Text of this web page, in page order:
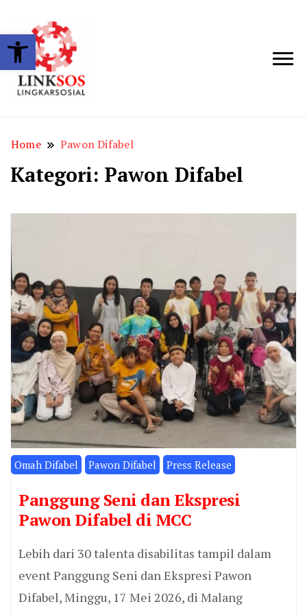
Open toolbar
Home Pawon Difabel
Kategori: Pawon Difabel
Omah Difabel Pawon Difabel Press Release
Panggung Seni dan Ekspresi
Pawon Difabel di MCC
Lebih dari 30 talenta disabilitas tampil dalam
event Panggung Seni dan Ekspresi Pawon
Difabel, Minggu, 17 Mei 2026, di Malang